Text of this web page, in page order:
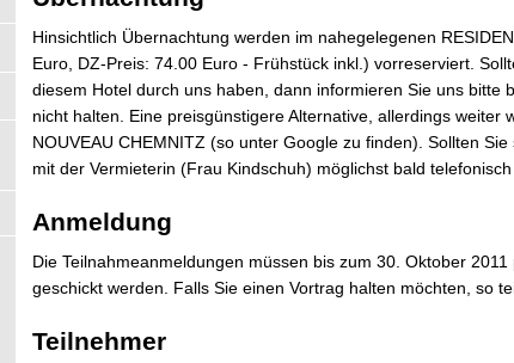
Hinsichtlich Übernachtung werden im nahegelegenen
Euro, DZ-Preis: 74.00 Euro - Frühstück inkl.) vorreserviert.
diesem Hotel durch uns haben, dann informieren Sie uns bitte
nicht halten. Eine preisgünstigere Alternative, allerdings
NOUVEAU CHEMNITZ (so unter Google zu finden). Sollten
mit der Vermieterin (Frau Kindschuh) möglichst bald
Anmeldung
Die Teilnahmeanmeldungen müssen bis zum 30. Oktober
geschickt werden. Falls Sie einen Vortrag halten möchten, so
Teilnehmer